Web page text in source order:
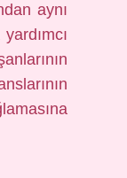
aynı